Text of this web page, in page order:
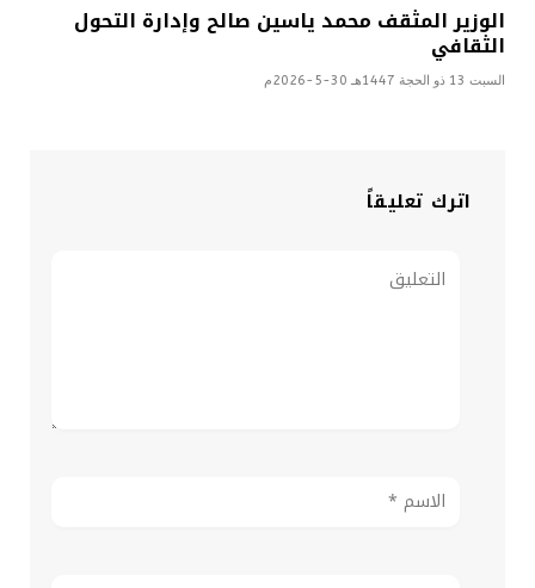
الوزير المثقف محمد ياسين صالح وإدارة التحول
الثقافي
السبت 13 ذو الحجة 1447هـ 30-5-2026م
اترك تعليقاً